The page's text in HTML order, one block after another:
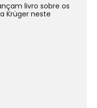
livro sobre os
Krüger neste